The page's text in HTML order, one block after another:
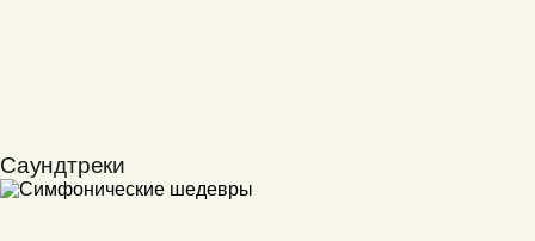
Саундтреки